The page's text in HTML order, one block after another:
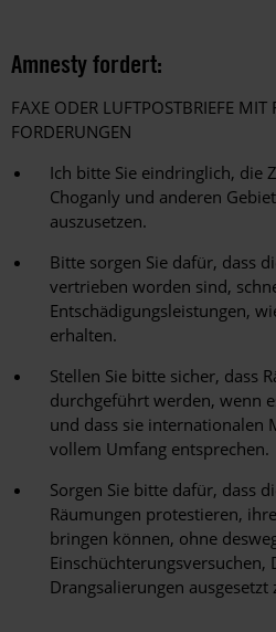
Amnesty fordert:
FAXE ODER LUFTPOSTBRIEFE MIT
FORDERUNGEN
Ich bitte Sie eindringlich, die
Choganly und anderen
auszusetzen.
Bitte sorgen Sie dafür, dass
vertrieben worden sind,
Entschädigungsleistungen,
erhalten.
Stellen Sie bitte sicher, dass
durchgeführt werden, wenn
und dass sie internationalen
vollem Umfang entsprechen.
Sorgen Sie bitte dafür, dass
Räumungen protestieren,
bringen können, ohne
Einschüchterungsversuchen,
Drangsalierungen ausgesetzt